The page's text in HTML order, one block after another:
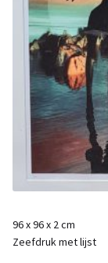
96 x 96 x 2 cm
Zeefdruk met lijst